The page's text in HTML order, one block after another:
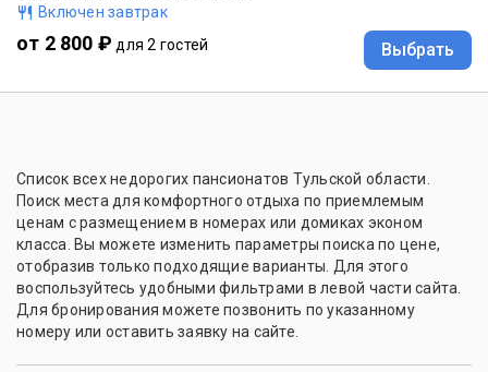
Включен завтрак
от 2 800 ₽ для 2 гостей Выбрать
Список всех недорогих пансионатов Тульской области.
Поиск места для комфортного отдыха по приемлемым
ценам с размещением в номерах или домиках эконом
класса. Вы можете изменить параметры поиска по цене,
отобразив только подходящие варианты. Для этого
воспользуйтесь удобными фильтрами в левой части сайта.
Для бронирования можете позвонить по указанному
номеру или оставить заявку на сайте.